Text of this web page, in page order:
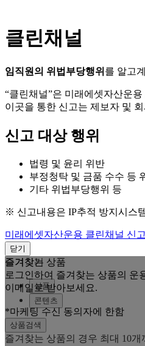
클린채널
임직원의 위법부당행위 를 알고
“클린채널”은 미래에셋자산운
이곳을 통한 신고는 제보자 및
신고 대상 행위
법령 및 윤리 위반
부정청탁 및 금품 수수 등
기타 위법부당행위 등
※ 신고내용은 IP추적 방지시스
미래에셋자산운용 클린채널 신고
닫기
즐겨찾는 상품
로그인하여 즐겨찾는 상품의 운
이메일로 받아보세요.
*마케팅 수신 동의자에 한함
즐겨찾기
상품
콘텐츠
상품검색
즐겨찾는 상품의 경우 최대 10